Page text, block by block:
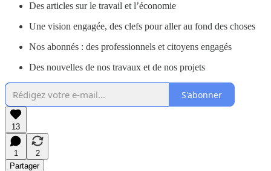
Des articles sur le travail et l’économie
Une vision engagée, des clefs pour aller au fond des choses
Nos abonnés : des professionnels et citoyens engagés
Des nouvelles de nos travaux et de nos projets
S'abonner
13
1
2
Partager